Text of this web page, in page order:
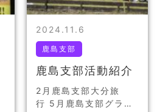
2024.11.6
鹿島支部
鹿島支部活動紹介
2月鹿島支部大分旅
行 5月鹿島支部グラウ